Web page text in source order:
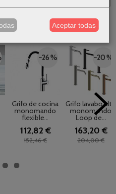
-26 %
Grifo de cocina
monomando
flexible...
112,82 €
152,46 €
-20 %
Grifo lavabo alto
monomando
Loop de...
163,20 €
204,00 €
Aceptar todas